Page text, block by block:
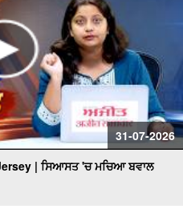
31-07-2026
| ਸਿਆਸਤ 'ਚ ਮਚਿਆ ਬਵਾਲ